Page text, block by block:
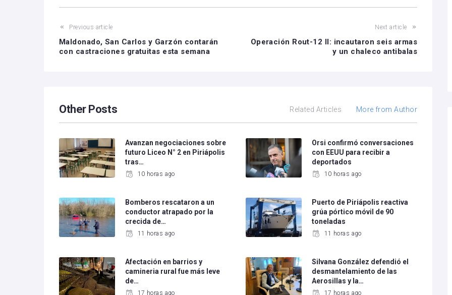
Previous article
Maldonado, San Carlos y Garzón contarán
con castraciones gratuitas esta semana
Next article
Operación Rout-12 II: incautaron seis armas
y un chaleco antibalas
Other Posts Related Articles More from Author
Avanzan negociaciones sobre
futuro Liceo N° 2 en Piriápolis
tras…
10 horas ago
Orsi confirmó conversaciones
con EEUU para recibir a
deportados
10 horas ago
Bomberos rescataron a un
conductor atrapado por la
crecida de…
11 horas ago
Puerto de Piriápolis reactiva
grúa pórtico móvil de 90
toneladas
11 horas ago
Afectación en barrios y
camineria rural fue más leve
de…
17 horas ago
Silvana González defendió el
desmantelamiento de las
Aerosillas y la…
17 horas ago